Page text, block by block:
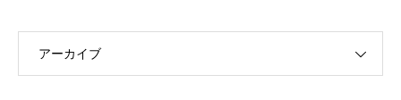
アーカイブ